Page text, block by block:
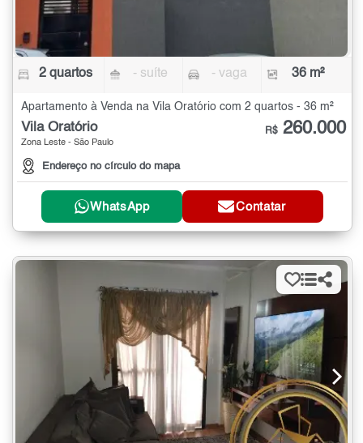
2 quartos - suíte - vaga 36 m²
Apartamento à Venda na Vila Oratório com 2 quartos - 36 m²
Vila Oratório
Zona Leste - São Paulo
Endereço no círculo do mapa
R$ 260.000
WhatsApp Contatar